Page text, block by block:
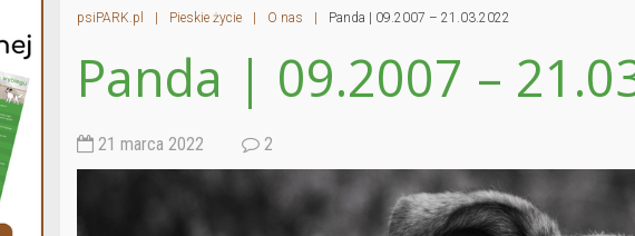
psiPARK.pl Pieskie życie O nas Panda | 09.2007 – 21.03.2022
Panda | 09.2007 –
21 marca 2022 2